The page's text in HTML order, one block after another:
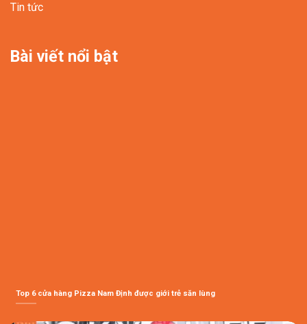
Tin tức
Bài viết nổi bật
Top 6 cửa hàng Pizza Nam Định được giới trẻ săn lùng